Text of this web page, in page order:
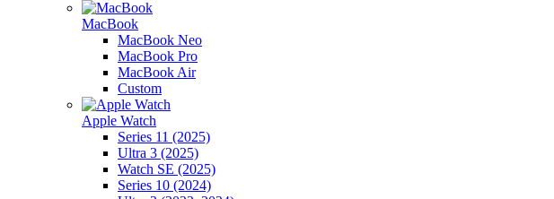
MacBook
MacBook Neo
MacBook Pro
MacBook Air
Custom
Apple Watch
Series 11 (2025)
Ultra 3 (2025)
Watch SE (2025)
Series 10 (2024)